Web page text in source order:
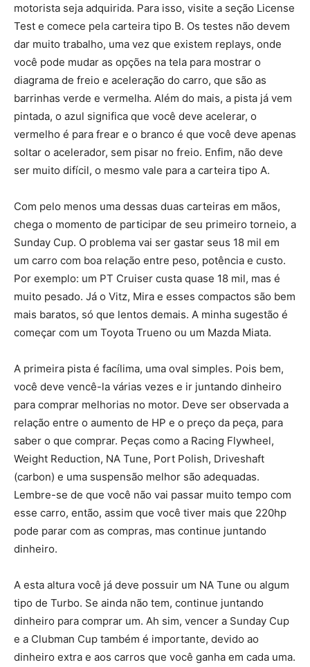
motorista seja adquirida. Para isso, visite a seção License
Test e comece pela carteira tipo B. Os testes não devem
dar muito trabalho, uma vez que existem replays, onde
você pode mudar as opções na tela para mostrar o
diagrama de freio e aceleração do carro, que são as
barrinhas verde e vermelha. Além do mais, a pista já vem
pintada, o azul significa que você deve acelerar, o
vermelho é para frear e o branco é que você deve apenas
soltar o acelerador, sem pisar no freio. Enfim, não deve
ser muito difícil, o mesmo vale para a carteira tipo A.
Com pelo menos uma dessas duas carteiras em mãos,
chega o momento de participar de seu primeiro torneio, a
Sunday Cup. O problema vai ser gastar seus 18 mil em
um carro com boa relação entre peso, potência e custo.
Por exemplo: um PT Cruiser custa quase 18 mil, mas é
muito pesado. Já o Vitz, Mira e esses compactos são bem
mais baratos, só que lentos demais. A minha sugestão é
começar com um Toyota Trueno ou um Mazda Miata.
A primeira pista é facílima, uma oval simples. Pois bem,
você deve vencê-la várias vezes e ir juntando dinheiro
para comprar melhorias no motor. Deve ser observada a
relação entre o aumento de HP e o preço da peça, para
saber o que comprar. Peças como a Racing Flywheel,
Weight Reduction, NA Tune, Port Polish, Driveshaft
(carbon) e uma suspensão melhor são adequadas.
Lembre-se de que você não vai passar muito tempo com
esse carro, então, assim que você tiver mais que 220hp
pode parar com as compras, mas continue juntando
dinheiro.
A esta altura você já deve possuir um NA Tune ou algum
tipo de Turbo. Se ainda não tem, continue juntando
dinheiro para comprar um. Ah sim, vencer a Sunday Cup
e a Clubman Cup também é importante, devido ao
dinheiro extra e aos carros que você ganha em cada uma.